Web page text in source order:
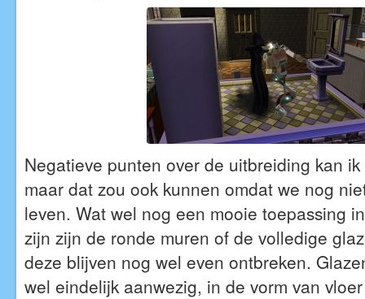
Negatieve punten over de uitbreiding kan
maar dat zou ook kunnen omdat we nog
leven. Wat wel nog een mooie toepassing
zijn zijn de ronde muren of de volledige
deze blijven nog wel even ontbreken.
wel eindelijk aanwezig, in de vorm van